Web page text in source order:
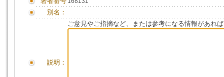
別名：
説明：
ご意見やご指摘など、または参考になる情報があれ